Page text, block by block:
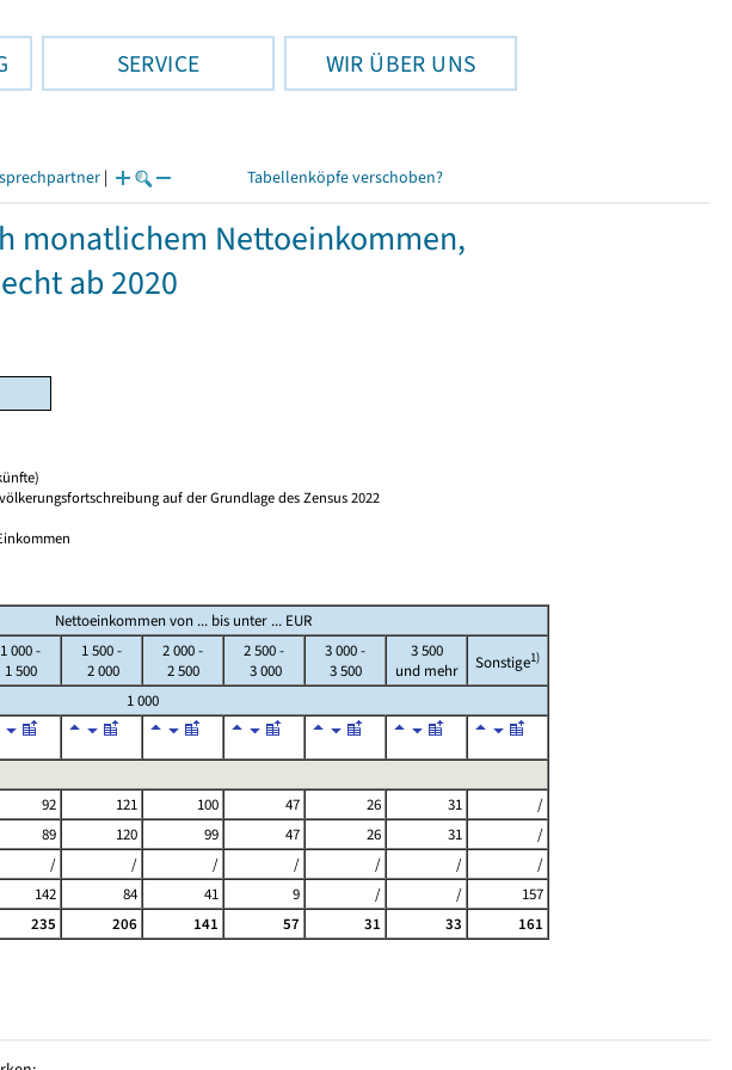
SERVICE WIR ÜBER UNS
| Tabellenköpfe verschoben?
monatlichem Nettoeinkommen,
ab 2020
auf der Grundlage des Zensus 2022
Nettoeinkommen von ... bis unter ... EUR
1 000 -
1 500
1 500 -
2 000
2 000 -
2 500
2 500 -
3 000
3 000 -
3 500
3 500
und mehr
Sonstige1)
1 000
92 121 100 47 26 31
/
89 120 99 47 26 31
/
/ / / / / /
/
142 84 41 9 / /
157
235 206 141 57 31 33 161